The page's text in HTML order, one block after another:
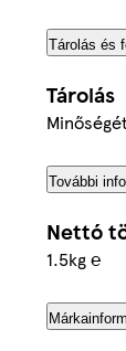
Tárolás és
Tárolás
További
Nettó
1.5kg ℮